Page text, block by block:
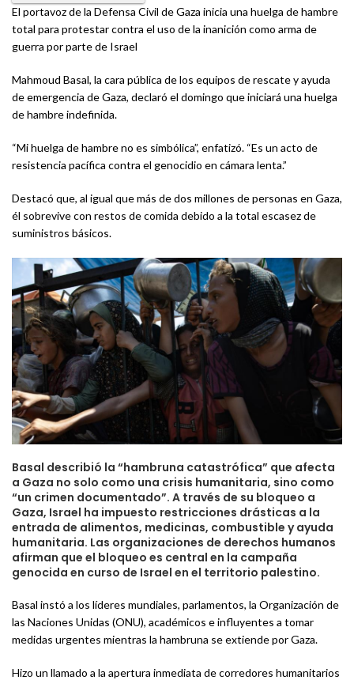
El portavoz de la Defensa Civil de Gaza inicia una huelga de hambre
total para protestar contra el uso de la inanición como arma de
guerra por parte de Israel
Mahmoud Basal, la cara pública de los equipos de rescate y ayuda
de emergencia de Gaza, declaró el domingo que iniciará una huelga
de hambre indefinida.
“Mi huelga de hambre no es simbólica”, enfatizó. “Es un acto de
resistencia pacífica contra el genocidio en cámara lenta.”
Destacó que, al igual que más de dos millones de personas en Gaza,
él sobrevive con restos de comida debido a la total escasez de
suministros básicos.
Basal describió la “hambruna catastrófica” que afecta
a Gaza no solo como una crisis humanitaria, sino como
“un crimen documentado”. A través de su bloqueo a
Gaza, Israel ha impuesto restricciones drásticas a la
entrada de alimentos, medicinas, combustible y ayuda
humanitaria. Las organizaciones de derechos humanos
afirman que el bloqueo es central en la campaña
genocida en curso de Israel en el territorio palestino.
Basal instó a los líderes mundiales, parlamentos, la Organización de
las Naciones Unidas (ONU), académicos e influyentes a tomar
medidas urgentes mientras la hambruna se extiende por Gaza.
Hizo un llamado a la apertura inmediata de corredores humanitarios